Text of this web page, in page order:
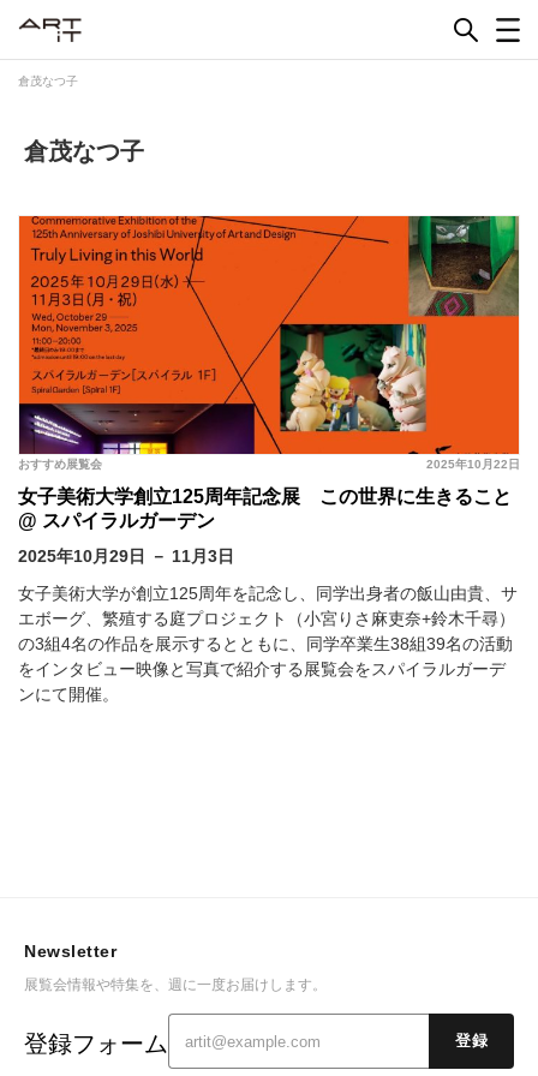
倉茂なつ子
倉茂なつ子
2025年10月22日
おすすめ展覧会
女子美術大学創立125周年記念展 この世界に生きること
@ スパイラルガーデン
2025年10月29日 － 11月3日
女子美術大学が創立125周年を記念し、同学出身者の飯山由貴、サ
エボーグ、繁殖する庭プロジェクト（小宮りさ麻吏奈+鈴木千尋）
の3組4名の作品を展示するとともに、同学卒業生38組39名の活動
をインタビュー映像と写真で紹介する展覧会をスパイラルガーデ
ンにて開催。
Newsletter
展覧会情報や特集を、週に一度お届けします。
登録フォーム 登録